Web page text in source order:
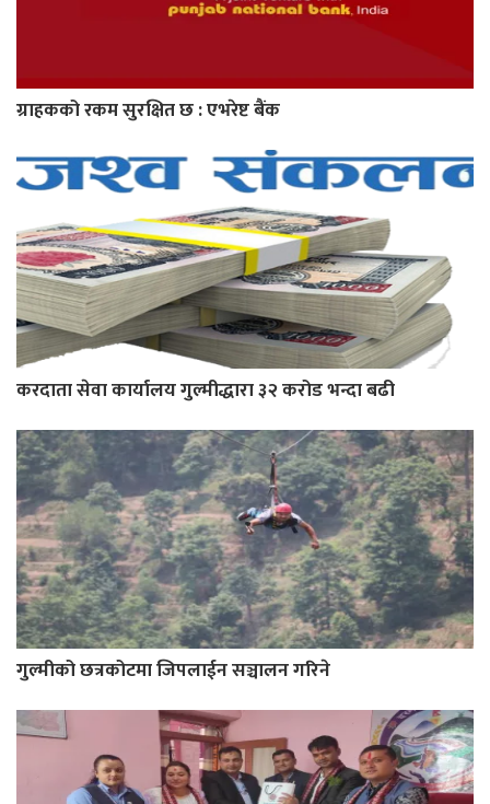
ग्राहकको रकम सुरक्षित छ : एभरेष्ट बैंक
करदाता सेवा कार्यालय गुल्मीद्धारा ३२ करोड भन्दा बढी
गुल्मीको छत्रकोटमा जिपलाईन सञ्चालन गरिने